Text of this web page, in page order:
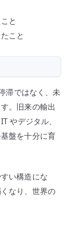
と
こと
滞ではなく、未
。旧来の輸出
やデジタル、
盤を十分に育
い構造にな
なり、世界の